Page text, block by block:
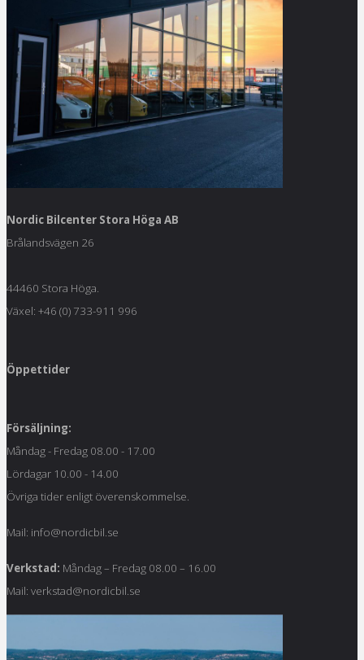
Nordic Bilcenter Stora Höga AB
Brålandsvägen 26
44460 Stora Höga.
Växel: +46 (0) 733-911 996
Öppettider
Försäljning:
Måndag - Fredag 08.00 - 17.00
Lördagar 10.00 - 14.00
Övriga tider enligt överenskommelse.
Mail: info@nordicbil.se
Verkstad: Måndag – Fredag 08.00 – 16.00
Mail: verkstad@nordicbil.se